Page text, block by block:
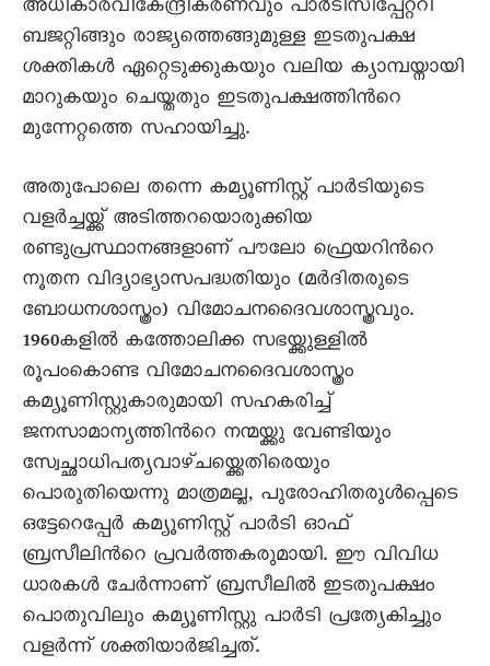
അധികാരവികേന്ദ്രീകരണവും പാര്‍ടിസിപ്പേറ്ററി
ബജറ്റിങ്ങും രാജ്യത്തെങ്ങുമുള്ള ഇടതുപക്ഷ
ശക്തികള്‍ ഏറ്റെടുക്കുകയും വലിയ ക്യാമ്പയ്നായി
മാറുകയും ചെയ്തതും ഇടതുപക്ഷത്തിന്‍റെ
മുന്നേറ്റത്തെ സഹായിച്ചു.
അതുപോലെ തന്നെ കമ്യൂണിസ്റ്റ് പാര്‍ടിയുടെ
വളര്‍ച്ചയ്ക്ക് അടിത്തറയൊരുക്കിയ
രണ്ടുപ്രസ്ഥാനങ്ങളാണ് പൗലോ ഫ്രെയറിന്‍റെ
നൂതന വിദ്യാഭ്യാസപദ്ധതിയും (മര്‍ദിതരുടെ
ബോധനശാസ്ത്രം) വിമോചനദൈവശാസ്ത്രവും.
1960കളില്‍ കത്തോലിക്ക സഭയ്ക്കുള്ളില്‍
രൂപംകൊണ്ട വിമോചനദൈവശാസ്ത്രം
കമ്യൂണിസ്റ്റുകാരുമായി സഹകരിച്ച്
ജനസാമാന്യത്തിന്‍റെ നന്മയ്ക്കു വേണ്ടിയും
സ്വേച്ഛാധിപത്യവാഴ്ചയ്ക്കെതിരെയും
പൊരുതിയെന്നു മാത്രമല്ല, പുരോഹിതരുള്‍പ്പെടെ
ഒട്ടേറെപ്പേര്‍ കമ്യൂണിസ്റ്റ് പാര്‍ടി ഓഫ്
ബ്രസീലിന്‍റെ പ്രവര്‍ത്തകരുമായി. ഈ വിവിധ
ധാരകള്‍ ചേര്‍ന്നാണ് ബ്രസീലില്‍ ഇടതുപക്ഷം
പൊതുവിലും കമ്യൂണിസ്റ്റു പാര്‍ടി പ്രത്യേകിച്ചും
വളര്‍ന്ന് ശക്തിയാര്‍ജിച്ചത്.